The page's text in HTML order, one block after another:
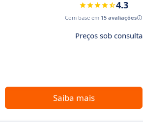
4.3
Com base em 15 avaliações
Preços sob consulta
Saiba mais